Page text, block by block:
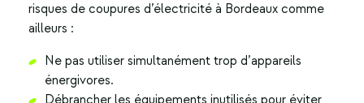
risques de coupures d’électricité à Bordeaux comme
ailleurs :
Ne pas utiliser simultanément trop d’appareils
énergivores.
Débrancher les équipements inutilisés pour éviter